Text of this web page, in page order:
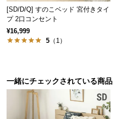
[SD/D/Q] すのこベッド 宮付きタイ
プ 2口コンセント
¥16,999
5 （1）
一緒にチェックされている商品